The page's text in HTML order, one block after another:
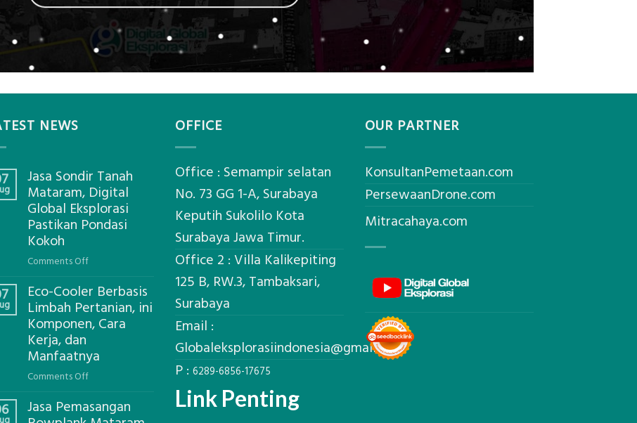
NEWS
Jasa Sondir Tanah
Mataram, Digital
Global Eksplorasi
Pastikan Pondasi
Kokoh
Comments Offon
Sondir
Tanah
Mataram,
Global
Kokoh
Eco-Cooler Berbasis
Limbah Pertanian, ini
Komponen, Cara
Kerja, dan
Manfaatnya
Comments Offon
Cooler
Jasa Pemasangan
OFFICE
Office : Semampir selatan
No. 73 GG 1-A, Surabaya
Keputih Sukolilo Kota
Surabaya Jawa Timur.
Office 2 : Villa Kalikepiting
125 B, RW.3, Tambaksari,
Surabaya
Email :
Globaleksplorasiindonesia@gmail.com
P : 6289-6856-17675
Link Penting
OUR PARTNER
KonsultanPemetaan.com
PersewaanDrone.com
Mitracahaya.com